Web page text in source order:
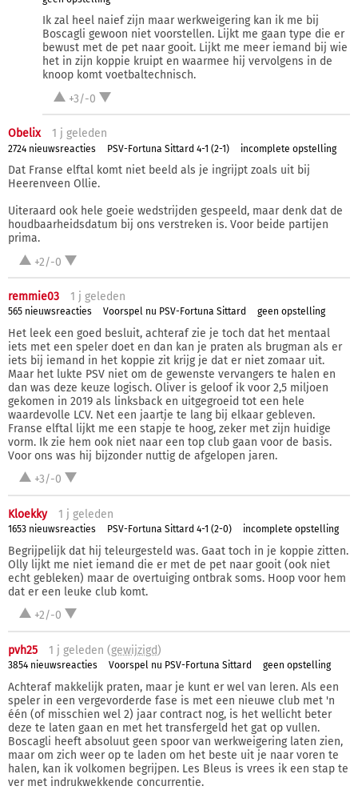
Ik zal heel naief zijn maar werkweigering kan ik me bij
Boscagli gewoon niet voorstellen. Lijkt me gaan type die er
bewust met de pet naar gooit. Lijkt me meer iemand bij wie
het in zijn koppie kruipt en waarmee hij vervolgens in de
knoop komt voetbaltechnisch.
+3/-0
Obelix 1 j geleden
2724 nieuwsreacties PSV-Fortuna Sittard 4-1 (2-1) incomplete opstelling
Dat Franse elftal komt niet beeld als je ingrijpt zoals uit bij
Heerenveen Ollie.
Uiteraard ook hele goeie wedstrijden gespeeld, maar denk dat de
houdbaarheidsdatum bij ons verstreken is. Voor beide partijen
prima.
+2/-0
remmie03 1 j geleden
565 nieuwsreacties Voorspel nu PSV-Fortuna Sittard geen opstelling
Het leek een goed besluit, achteraf zie je toch dat het mentaal
iets met een speler doet en dan kan je praten als brugman als er
iets bij iemand in het koppie zit krijg je dat er niet zomaar uit.
Maar het lukte PSV niet om de gewenste vervangers te halen en
dan was deze keuze logisch. Oliver is geloof ik voor 2,5 miljoen
gekomen in 2019 als linksback en uitgegroeid tot een hele
waardevolle LCV. Net een jaartje te lang bij elkaar gebleven.
Franse elftal lijkt me een stapje te hoog, zeker met zijn huidige
vorm. Ik zie hem ook niet naar een top club gaan voor de basis.
Voor ons was hij bijzonder nuttig de afgelopen jaren.
+3/-0
Kloekky 1 j geleden
1653 nieuwsreacties PSV-Fortuna Sittard 4-1 (2-0) incomplete opstelling
Begrijpelijk dat hij teleurgesteld was. Gaat toch in je koppie zitten.
Olly lijkt me niet iemand die er met de pet naar gooit (ook niet
echt gebleken) maar de overtuiging ontbrak soms. Hoop voor hem
dat er een leuke club komt.
+2/-0
pvh25 1 j geleden (gewijzigd)
3854 nieuwsreacties Voorspel nu PSV-Fortuna Sittard geen opstelling
Achteraf makkelijk praten, maar je kunt er wel van leren. Als een
speler in een vergevorderde fase is met een nieuwe club met 'n
één (of misschien wel 2) jaar contract nog, is het wellicht beter
deze te laten gaan en met het transfergeld het gat op vullen.
Boscagli heeft absoluut geen spoor van werkweigering laten zien,
maar om zich weer op te laden om het beste uit je naar voren te
halen, kan ik volkomen begrijpen. Les Bleus is vrees ik een stap te
ver met indrukwekkende concurrentie.